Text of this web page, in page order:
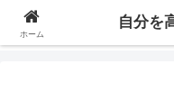
自分の価値を高めるための学び
ホーム
自分を